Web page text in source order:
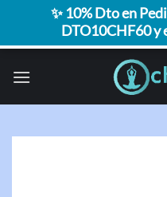
✨ 10% Dto en
DTO10CHF60 y